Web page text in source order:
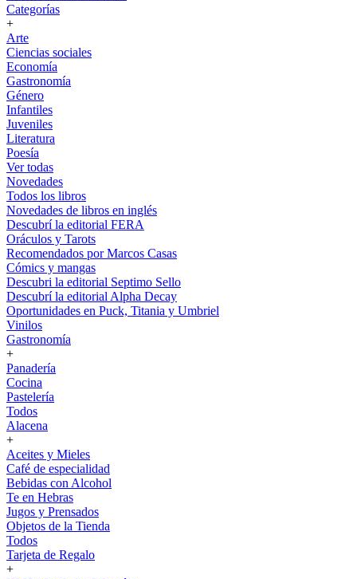
Categorías
+
Arte
Ciencias sociales
Economía
Gastronomía
Género
Infantiles
Juveniles
Literatura
Poesía
Ver todas
Novedades
Todos los libros
Novedades de libros en inglés
Descubrí la editorial FERA
Oráculos y Tarots
Recomendados por Marcos Casas
Cómics y mangas
Descubri la editorial Septimo Sello
Descubrí la editorial Alpha Decay
Oportunidades en Puck, Titania y Umbriel
Vinilos
Gastronomía
+
Panadería
Cocina
Pastelería
Todos
Alacena
+
Aceites y Mieles
Café de especialidad
Bebidas con Alcohol
Te en Hebras
Jugos y Prensados
Objetos de la Tienda
Todos
Tarjeta de Regalo
+